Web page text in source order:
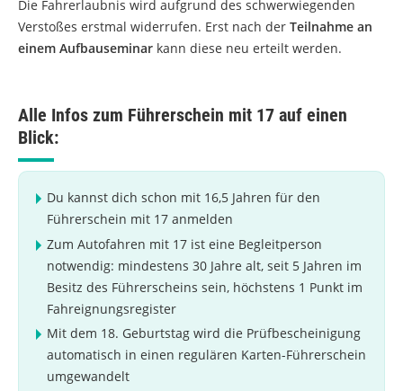
Die Fahrerlaubnis wird aufgrund des schwerwiegenden
Verstoßes erstmal widerrufen. Erst nach der Teilnahme an
einem Aufbauseminar kann diese neu erteilt werden.
Alle Infos zum Führerschein mit 17 auf einen
Blick:
Du kannst dich schon mit 16,5 Jahren für den
Führerschein mit 17 anmelden
Zum Autofahren mit 17 ist eine Begleitperson
notwendig: mindestens 30 Jahre alt, seit 5 Jahren im
Besitz des Führerscheins sein, höchstens 1 Punkt im
Fahreignungsregister
Mit dem 18. Geburtstag wird die Prüfbescheinigung
automatisch in einen regulären Karten-Führerschein
umgewandelt